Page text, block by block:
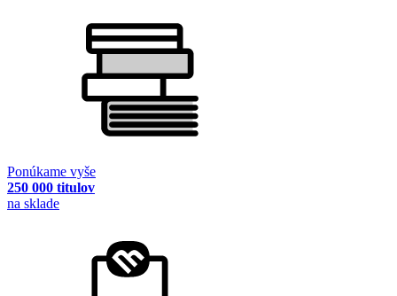
Ponúkame vyše
250 000 titulov
na sklade